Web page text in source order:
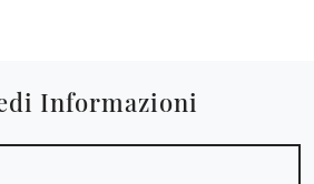
Informazioni